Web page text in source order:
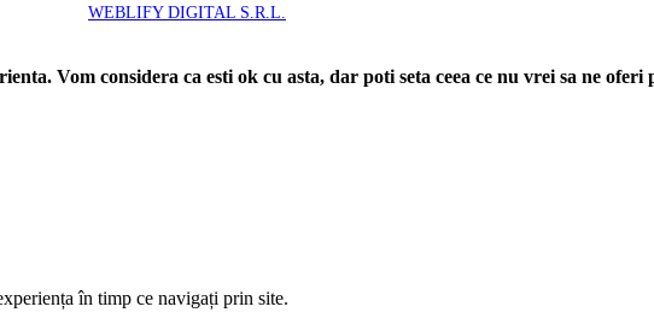
WEBLIFY DIGITAL S.R.L.
Vom considera ca esti ok cu asta, dar poti seta ceea ce nu vrei sa ne
în timp ce navigați prin site.